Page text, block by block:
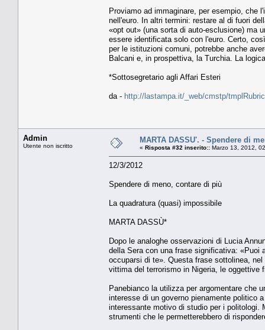
Proviamo ad immaginare, per esempio, che
nell'euro. In altri termini: restare al di fuori
«opt out» (una sorta di auto-esclusione) ma
essere identificata solo con l'euro. Certo,
per le istituzioni comuni, potrebbe anche
Balcani e, in prospettiva, la Turchia. La
*Sottosegretario agli Affari Esteri
da - http://lastampa.it/_web/cmstp/
Admin
Utente non iscritto
MARTA DASSU'. - Spendere di
« Risposta #32 inserito:: Marzo 13, 2012,
12/3/2012
Spendere di meno, contare di più
La quadratura (quasi) impossibile
MARTA DASSÙ*
Dopo le analoghe osservazioni di Lucia
della Sera con una frase significativa: «Puoi
occuparsi di te». Questa frase sottolinea,
vittima del terrorismo in Nigeria, le oggettive
Panebianco la utilizza per argomentare che
interesse di un governo pienamente politico
interessante motivo di studio per i politologi.
strumenti che le permetterebbero di